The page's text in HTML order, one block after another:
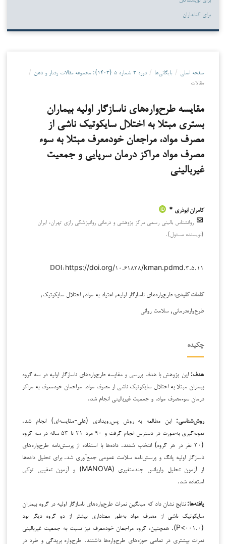
برای کتابداران
صفحه اصلی / بایگانی‌ها / دوره ۳ شماره ۵ (۱۴۰۳): مجموعه مقالات رفتار و ذهن
/
مقالات
مقایسه‌ طرح‌واره‌های ناسازگار‌ اولیه‌ بیماران
بستری مبتلا به اختلال سایکوتیک ناشی از
مصرف مواد، مراجعان خودمعرف مبتلا به سوء
مصرف مواد مراکز درمان سرپایی و جمعیت
غیربالینی
کامران ابوذری *
روانشناس بالینی رسمی مرکز پژوهشی و درمانی روانپزشکی رازی تهران، ایران
(نویسنده مسئول).
DOI: https://doi.org/۱۰.۶۱۸۳۸/kman.pdmd.۳.۵.۱۱
کلمات کلیدی: طرح‌واره‌های ناسازگار اولیه, اعتیاد به مواد, اختلال سایکوتیک,
طرح‌واره‌درمانی, سلامت روانی
چکیده
هدف: این پژوهش با هدف بررسی و مقایسه طرح‌واره‌های ناسازگار اولیه در سه گروه
بیماران مبتلا به اختلال سایکوتیک ناشی از مصرف مواد، مراجعان خودمعرف به مراکز
درمان سوءمصرف مواد، و جمعیت غیربالینی انجام شد.
روش‌شناسی: این مطالعه به روش پس‌رویدادی (علی-مقایسه‌ای) انجام شد.
نمونه‌گیری به‌صورت در دسترس انجام گرفت و ۹۰ مرد ۲۱ تا ۵۳ ساله در سه گروه
(۳۰ نفر در هر گروه) انتخاب شدند. داده‌ها با استفاده از پرسش‌نامه طرح‌واره‌های
ناسازگار اولیه یانگ و پرسش‌نامه سلامت عمومی جمع‌آوری شد. برای تحلیل داده‌ها
از آزمون تحلیل واریانس چندمتغیری (MANOVA) و آزمون تعقیبی توکی
استفاده شد.
یافته‌ها: نتایج نشان داد که میانگین نمرات طرح‌واره‌های ناسازگار اولیه در گروه بیماران
سایکوتیک ناشی از مصرف مواد به‌طور معناداری بیشتر از دو گروه دیگر بود
(۰۰۱.۰>P). همچنین، گروه مراجعان خودمعرف نیز نسبت به جمعیت غیربالینی
نمرات بیشتری در تمامی حوزه‌های طرح‌واره‌ها داشتند. طرح‌واره بریدگی و طرد در